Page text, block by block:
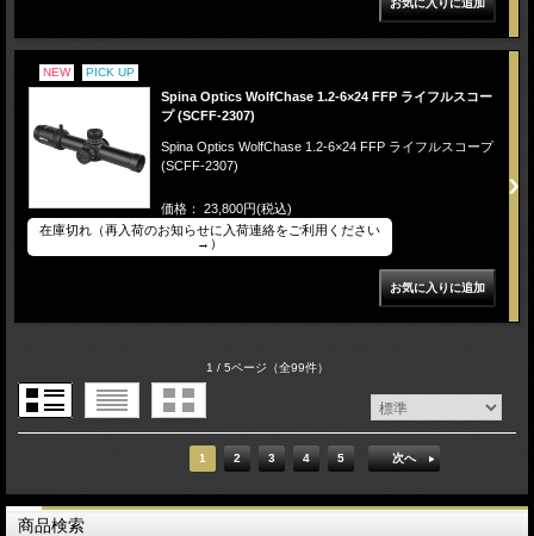
NEW PICK UP
Spina Optics WolfChase 1.2-6×24 FFP ライフルスコー
プ (SCFF-2307)
Spina Optics WolfChase 1.2-6×24 FFP ライフルスコープ
(SCFF-2307)
価格： 23,800円(税込)
在庫切れ（再入荷のお知らせに入荷連絡をご利用ください
→）
1 / 5ページ（全99件）
1 2 3 4 5 次へ
商品検索